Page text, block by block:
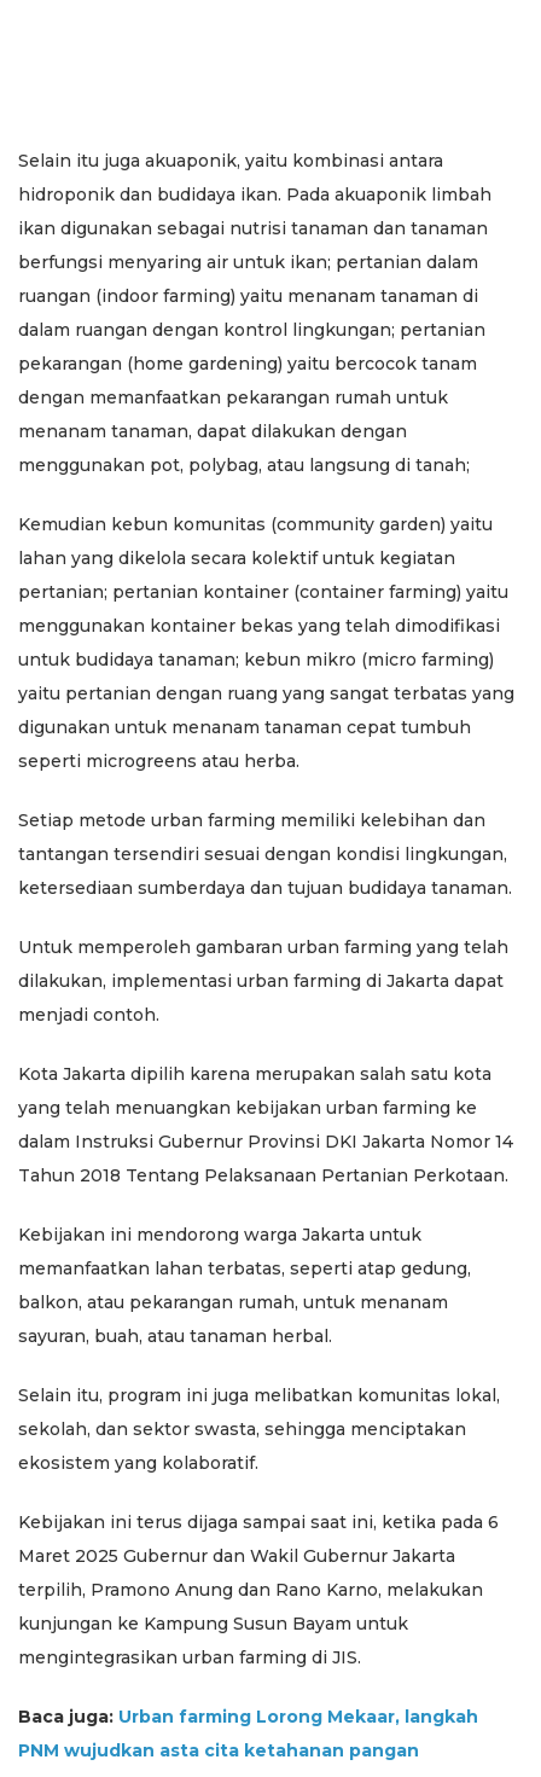
Selain itu juga akuaponik, yaitu kombinasi antara
hidroponik dan budidaya ikan. Pada akuaponik limbah
ikan digunakan sebagai nutrisi tanaman dan tanaman
berfungsi menyaring air untuk ikan; pertanian dalam
ruangan (indoor farming) yaitu menanam tanaman di
dalam ruangan dengan kontrol lingkungan; pertanian
pekarangan (home gardening) yaitu bercocok tanam
dengan memanfaatkan pekarangan rumah untuk
menanam tanaman, dapat dilakukan dengan
menggunakan pot, polybag, atau langsung di tanah;
Kemudian kebun komunitas (community garden) yaitu
lahan yang dikelola secara kolektif untuk kegiatan
pertanian; pertanian kontainer (container farming) yaitu
menggunakan kontainer bekas yang telah dimodifikasi
untuk budidaya tanaman; kebun mikro (micro farming)
yaitu pertanian dengan ruang yang sangat terbatas yang
digunakan untuk menanam tanaman cepat tumbuh
seperti microgreens atau herba.
Setiap metode urban farming memiliki kelebihan dan
tantangan tersendiri sesuai dengan kondisi lingkungan,
ketersediaan sumberdaya dan tujuan budidaya tanaman.
​Untuk memperoleh gambaran urban farming yang telah
dilakukan, implementasi urban farming di Jakarta dapat
menjadi contoh.
Kota Jakarta dipilih karena merupakan salah satu kota
yang telah menuangkan kebijakan urban farming ke
dalam Instruksi Gubernur Provinsi DKI Jakarta Nomor 14
Tahun 2018 Tentang Pelaksanaan Pertanian Perkotaan.
Kebijakan ini mendorong warga Jakarta untuk
memanfaatkan lahan terbatas, seperti atap gedung,
balkon, atau pekarangan rumah, untuk menanam
sayuran, buah, atau tanaman herbal.
Selain itu, program ini juga melibatkan komunitas lokal,
sekolah, dan sektor swasta, sehingga menciptakan
ekosistem yang kolaboratif.
Kebijakan ini terus dijaga sampai saat ini, ketika pada 6
Maret 2025 Gubernur dan Wakil Gubernur Jakarta
terpilih, Pramono Anung dan Rano Karno, melakukan
kunjungan ke Kampung Susun Bayam untuk
mengintegrasikan urban farming di JIS.
Baca juga: Urban farming Lorong Mekaar, langkah
PNM wujudkan asta cita ketahanan pangan